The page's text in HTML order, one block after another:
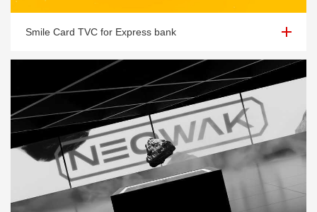
Smile Card TVC for Express bank
Smile Card TVC for Express bank